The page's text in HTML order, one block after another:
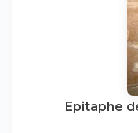
Epitaphe